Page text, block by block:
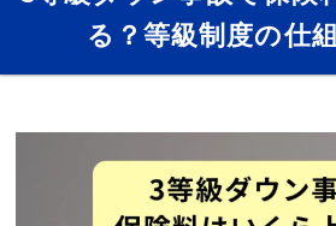
る？等級制度の仕